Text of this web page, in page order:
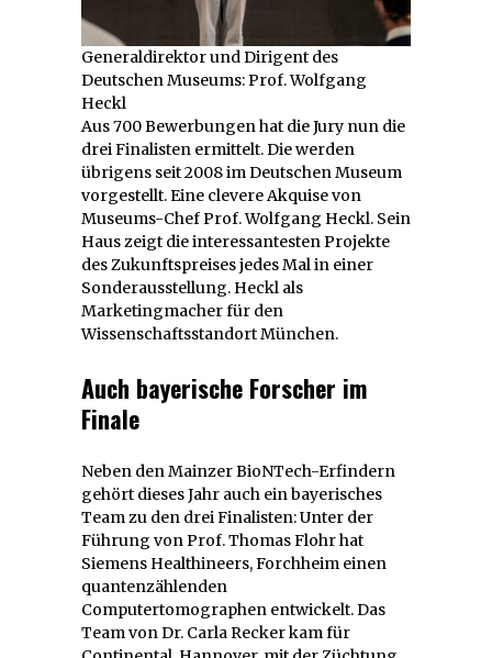
Generaldirektor und Dirigent des
Deutschen Museums: Prof. Wolfgang
Heckl
Aus 700 Bewerbungen hat die Jury nun die
drei Finalisten ermittelt. Die werden
übrigens seit 2008 im Deutschen Museum
vorgestellt. Eine clevere Akquise von
Museums-Chef Prof. Wolfgang Heckl. Sein
Haus zeigt die interessantesten Projekte
des Zukunftspreises jedes Mal in einer
Sonderausstellung. Heckl als
Marketingmacher für den
Wissenschaftsstandort München.
Auch bayerische Forscher im
Finale
Neben den Mainzer BioNTech-Erfindern
gehört dieses Jahr auch ein bayerisches
Team zu den drei Finalisten: Unter der
Führung von Prof. Thomas Flohr hat
Siemens Healthineers, Forchheim einen
quantenzählenden
Computertomographen entwickelt. Das
Team von Dr. Carla Recker kam für